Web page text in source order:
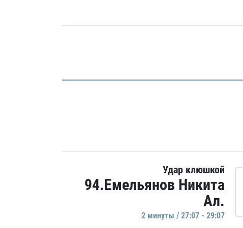
Удар клюшкой
94.Емельянов Никита
Ал.
2 минуты / 27:07 - 29:07